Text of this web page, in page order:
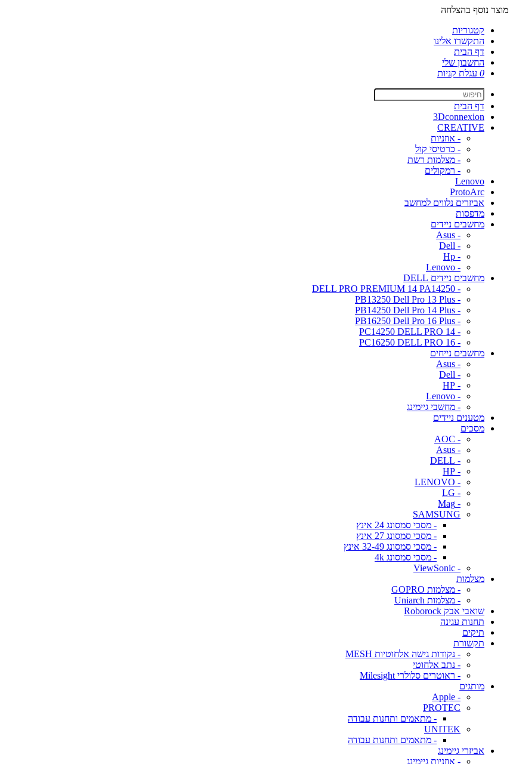
מוצר נוסף בהצלחה
קטגוריות
התקשרו אלינו
דף הבית
החשבון שלי
0 עגלת קניות
דף הבית
3Dconnexion
CREATIVE
- אוזניות
- כרטיסי קול
- מצלמות רשת
- רמקולים
Lenovo
ProtoArc
אביזרים נלווים למחשב
מדפסות
מחשבים ניידים
- Asus
- Dell
- Hp
- Lenovo
מחשבים ניידים DELL
- DELL PRO PREMIUM 14 PA14250
- PB13250 Dell Pro 13 Plus
- PB14250 Dell Pro 14 Plus
- PB16250 Dell Pro 16 Plus
- PC14250 DELL PRO 14
- PC16250 DELL PRO 16
מחשבים נייחים
- Asus
- Dell
- HP
- Lenovo
- מחשבי גיימינג
מטענים ניידים
מסכים
- AOC
- Asus
- DELL
- HP
- LENOVO
- LG
- Mag
SAMSUNG
- מסכי סמסונג 24 אינץ
- מסכי סמסונג 27 אינץ
- מסכי סמסונג 32-49 אינץ
- מסכי סמסונג 4k
- ViewSonic
מצלמות
- מצלמות GOPRO
- מצלמות Uniarch
שואבי אבק Roborock
תחנות עגינה
תיקים
תקשורת
- נקודות גישה אלחוטיות MESH
- נתב אלחוטי
- ראוטרים סלולרי Milesight
מותגים
- Apple
PROTEC
- מתאמים ותחנות עבודה
UNITEK
- מתאמים ותחנות עבודה
אביזרי גיימינג
- אוזניות גיימינג